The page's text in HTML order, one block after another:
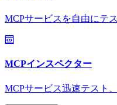
MCPサービスを自由にテ
MCPインスペクター
MCPサービス迅速テスト